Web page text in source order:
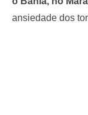
ansiedade dos